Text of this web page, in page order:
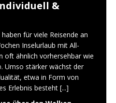
&
für viele Reisende an
Inselurlaub mit All-
oft ähnlich vorhersehbar wie
Umso stärker wächst der
etwa in Form von
Erlebnis besteht [...]